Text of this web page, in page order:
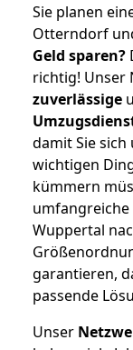
Sie planen
Otterndorf
Geld sparen?
richtig! Unser
zuverlässige
damit Sie
wichtigen
kümmern
Wuppertal
garantieren,
passende
Unser